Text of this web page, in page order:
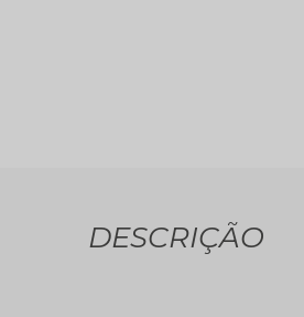
DESCRIÇÃO